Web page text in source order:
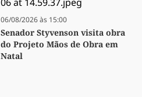
06/08/2026 às 15:00
Senador Styvenson visita obra
do Projeto Mãos de Obra em
Natal